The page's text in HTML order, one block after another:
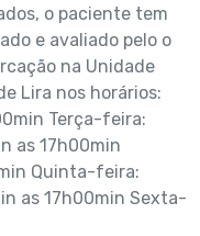
o paciente tem
e avaliado pelo o
na Unidade
Lira nos horários:
Terça-feira:
as 17h00min
Quinta-feira:
as 17h00min Sexta-